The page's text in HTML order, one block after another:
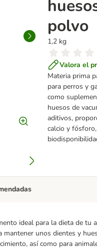
polvo
1,2 kg
Valora el
Materia prima
para perros y
como
huesos de
aditivos,
calcio y
ideal para la dieta de tu
mantener unos dientes y
así como para